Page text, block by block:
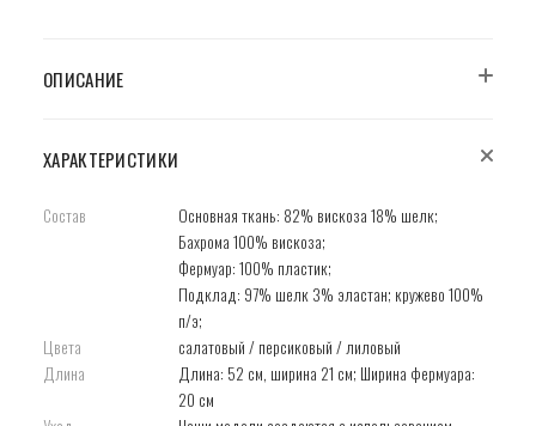
ОПИСАНИЕ
ХАРАКТЕРИСТИКИ
Состав
Основная ткань: 82% вискоза 18% шелк;
Бахрома 100% вискоза;
Фермуар: 100% пластик;
Подклад: 97% шелк 3% эластан; кружево 100%
п/э;
Цвета
салатовый / персиковый / лиловый
Длина
Длина: 52 см, ширина 21 см; Ширина фермуара:
20 см